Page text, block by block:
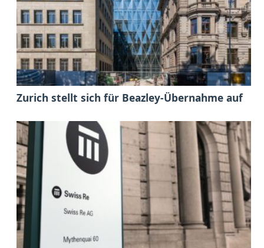
Zurich stellt sich für Beazley-Übernahme auf